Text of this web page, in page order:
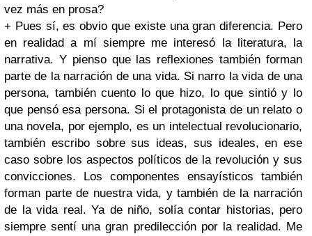
vez más en prosa?
+ Pues sí, es obvio que existe una gran diferencia. Pero
en realidad a mí siempre me interesó la literatura, la
narrativa. Y pienso que las reflexiones también forman
parte de la narración de una vida. Si narro la vida de una
persona, también cuento lo que hizo, lo que sintió y lo
que pensó esa persona. Si el protagonista de un relato o
una novela, por ejemplo, es un intelectual revolucionario,
también escribo sobre sus ideas, sus ideales, en ese
caso sobre los aspectos políticos de la revolución y sus
convicciones. Los componentes ensayísticos también
forman parte de nuestra vida, y también de la narración
de la vida real. Ya de niño, solía contar historias, pero
siempre sentí una gran predilección por la realidad. Me